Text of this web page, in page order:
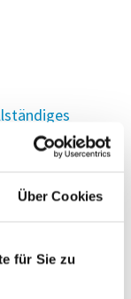
Über Cookies
für Sie zu